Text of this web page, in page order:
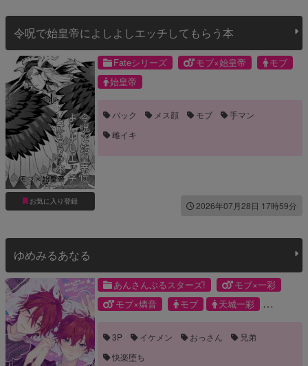
令呪で始皇帝によしよしエッチしてもらう本
お気に入り登録
Fateシリーズ モブ×始皇帝
モブ
始皇帝
バック メス顔 モブ
手マン
雌イキ
2026年07月28日 17時59分
ゆめみるあなる
あんさんぶるスターズ!
モブ×一彩
モブ×燐音
モブ
天城一彩
3P イケメン おっさん
兄弟
快楽堕ち